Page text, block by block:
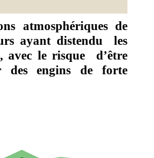
atmosphériques de
ayant distendu les
avec le risque d’être
des engins de forte